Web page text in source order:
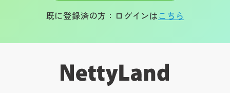
既に登録済の方：ログインはこちら